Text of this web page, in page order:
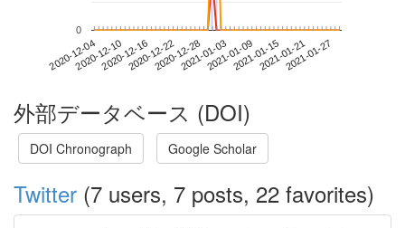
2020-12-042020-12-102020-12-162020-12-222020-12-282021-01-032021-01-092021-01-152021-01-212021-01-27
0
外部データベース (DOI)
DOI Chronograph Google Scholar
Twitter (7 users, 7 posts, 22 favorites)